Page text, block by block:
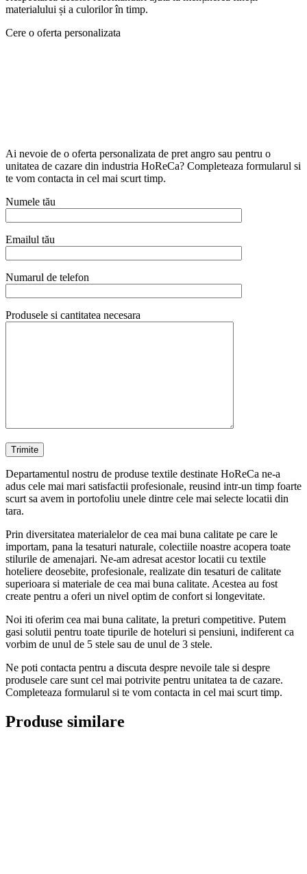
materialului și a culorilor în timp.
Cere o oferta personalizata
Ai nevoie de o oferta personalizata de pret angro sau pentru o
unitatea de cazare din industria HoReCa? Completeaza formularul si
te vom contacta in cel mai scurt timp.
Numele tău
Emailul tău
Numarul de telefon
Produsele si cantitatea necesara
Departamentul nostru de produse textile destinate HoReCa ne-a
adus cele mai mari satisfactii profesionale, reusind intr-un timp foarte
scurt sa avem in portofoliu unele dintre cele mai selecte locatii din
tara.
Prin diversitatea materialelor de cea mai buna calitate pe care le
importam, pana la tesaturi naturale, colectiile noastre acopera toate
stilurile de amenajari. Ne-am adresat acestor locatii cu textile
hoteliere deosebite, profesionale, realizate din tesaturi de calitate
superioara si materiale de cea mai buna calitate. Acestea au fost
create pentru a oferi un nivel optim de confort si longevitate.
Noi iti oferim cea mai buna calitate, la preturi competitive. Putem
gasi solutii pentru toate tipurile de hoteluri si pensiuni, indiferent ca
vorbim de unul de 5 stele sau de unul de 3 stele.
Ne poti contacta pentru a discuta despre nevoile tale si despre
produsele care sunt cel mai potrivite pentru unitatea ta de cazare.
Completeaza formularul si te vom contacta in cel mai scurt timp.
Produse similare